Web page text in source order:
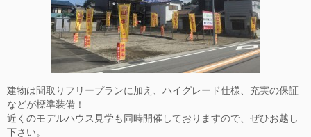
建物は間取りフリープランに加え、ハイグレード仕様、充実の保証
などが標準装備！
近くのモデルハウス見学も同時開催しておりますので、ぜひお越し
下さい。